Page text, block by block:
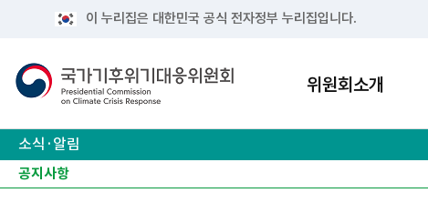
이 누리집은 대한민국 공식 전자정부 누리집입니다.
위원회소개
소식·알림
공지사항